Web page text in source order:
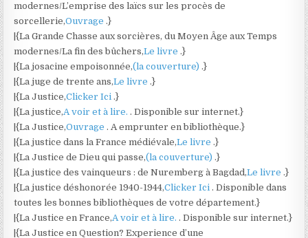
modernes/L’emprise des laïcs sur les procès de
sorcellerie,Ouvrage.}
|{La Grande Chasse aux sorcières, du Moyen Âge aux Temps
modernes/La fin des bûchers,Le livre.}
|{La josacine empoisonnée,(la couverture).}
|{La juge de trente ans,Le livre.}
|{La Justice,Clicker Ici.}
|{La justice,A voir et à lire.. Disponible sur internet.}
|{La Justice,Ouvrage. A emprunter en bibliothèque.}
|{La justice dans la France médiévale,Le livre.}
|{La Justice de Dieu qui passe,(la couverture).}
|{La justice des vainqueurs : de Nuremberg à Bagdad,Le livre.}
|{La justice déshonorée 1940-1944,Clicker Ici. Disponible dans
toutes les bonnes bibliothèques de votre département.}
|{La Justice en France,A voir et à lire.. Disponible sur internet.}
|{La Justice en Question? Experience d’une